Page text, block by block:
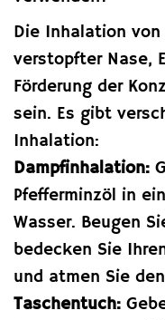
Die Inhalation
verstopfter Nase,
Förderung der
sein. Es gibt
Inhalation:
Dampfinhalation:
Pfefferminzöl in
Wasser. Beugen
bedecken Sie
und atmen Sie
Taschentuch: